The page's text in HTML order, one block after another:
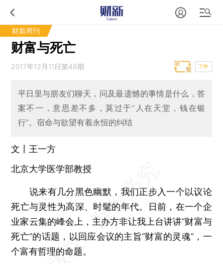
财新周刊
财富与死亡
2017年12月11日第48期 T中
平日里与朋友们聊天，问及最遗憾的事情是什么，答
案不一，意思差不多，莫过于“人在天堂，钱在银
行”。宿命与欲望有着永恒的纠结
文丨王一方
北京大学医学部教授
说来有几分黑色幽默，我们正步入一个以议论
死亡与灵性为高深、时髦的年代。日前，在一个企
业家云集的峰会上，主办方非让我上台讲讲“财富与
死亡”的话题，以回应会议的主旨“财富的灵魂”，一
个富有哲理的命题。